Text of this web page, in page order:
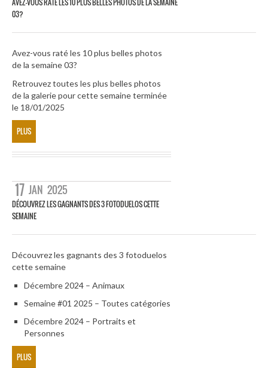
03?
Avez-vous raté les 10 plus belles photos
de la semaine 03?
Retrouvez toutes les plus belles photos
de la galerie pour cette semaine terminée
le 18/01/2025
PLUS
17 JAN 2025
DÉCOUVREZ LES GAGNANTS DES 3 FOTODUELOS CETTE
SEMAINE
Découvrez les gagnants des 3 fotoduelos
cette semaine
Décembre 2024 – Animaux
Semaine #01 2025 – Toutes catégories
Décembre 2024 – Portraits et
Personnes
PLUS